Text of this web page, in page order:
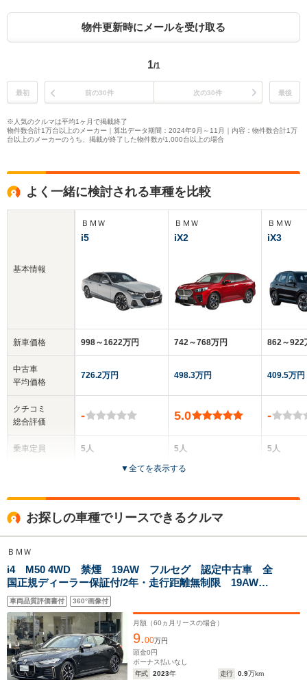
物件更新時にメールを受け取る
1/1
最初 前の30件 次の30件 最後
※人気のクルマは平均1ヶ月で掲載終了
物件数合計1万台以上のメーカー｜算出データ期間：2024年9月～11月｜内容：物件数合計1万
台以上のメーカーのうち、掲載が終了した物件数が1,000台以上の場合
よく一緒に検討される車種を比較
基本情報
新車価格
中古車
平均価格
クチコミ
総合評価
乗車定員
サイズ
ＢＭＷ
i5
998～1622万円
726.2万円
-
5人
全高
1.51m～1.52m
全幅
1.9m
5.06m～5.18m
ホイールベース
-m
ＢＭＷ
iX2
742～768万円
498.3万円
5.0
5人
5ドア
全高
1.56m～1.57m
全幅
1.85m
ＢＭＷ
iX3
862～922
409.5万円
-
5人
▼全てを表示する
お探しの車種でリースできるクルマ
ＢＭＷ
i4 M50 4WD 禁煙 19AW フルセグ 認定中古車 全
国正規ディーラー保証付/2年・走行距離無制限 19AW
全方囲PDC トップビュ-カメラ ブラックレザーシー
ト レーザーヘッドライト ワイヤレス充電
車両品質評価書付 360°画像付
月額（60 ヵ月リースの場合）
9.00万円
頭金0円
ボーナス払いなし
年式
2023年 走行 0.9万km